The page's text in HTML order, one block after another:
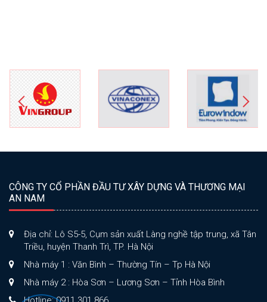
CÔNG TY CỔ PHẦN ĐẦU TƯ XÂY DỰNG VÀ THƯƠNG MẠI
AN NAM
Địa chỉ: Lô S5-5, Cụm sản xuất Làng nghề tập trung, xã Tân
Triều, huyện Thanh Trì, TP. Hà Nội
Nhà máy 1 : Văn Bình – Thường Tín – Tp Hà Nội
Nhà máy 2 : Hòa Sơn – Lương Sơn – Tỉnh Hòa Bình